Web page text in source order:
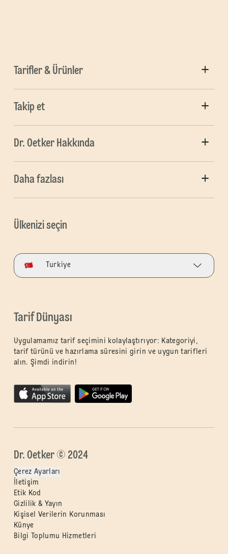
Tarifler & Ürünler
Takip et
Dr. Oetker Hakkında
Daha fazlası
Ülkenizi seçin
Turkiye
Tarif Dünyası
Uygulamamız tarif seçimini kolaylaştırıyor: Kategoriyi,
tarif türünü ve hazırlama süresini girin ve uygun tarifleri
alın. Şimdi indirin!
Dr. Oetker © 2024
Çerez Ayarları
İletişim
Etik Kod
Gizlilik & Yayın
Kişisel Verilerin Korunması
Künye
Bilgi Toplumu Hizmetleri